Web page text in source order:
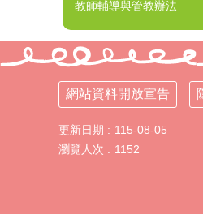
教師輔導與管教辦法
網站資料開放宣告
更新日期
115-08-05
瀏覽人次
1152